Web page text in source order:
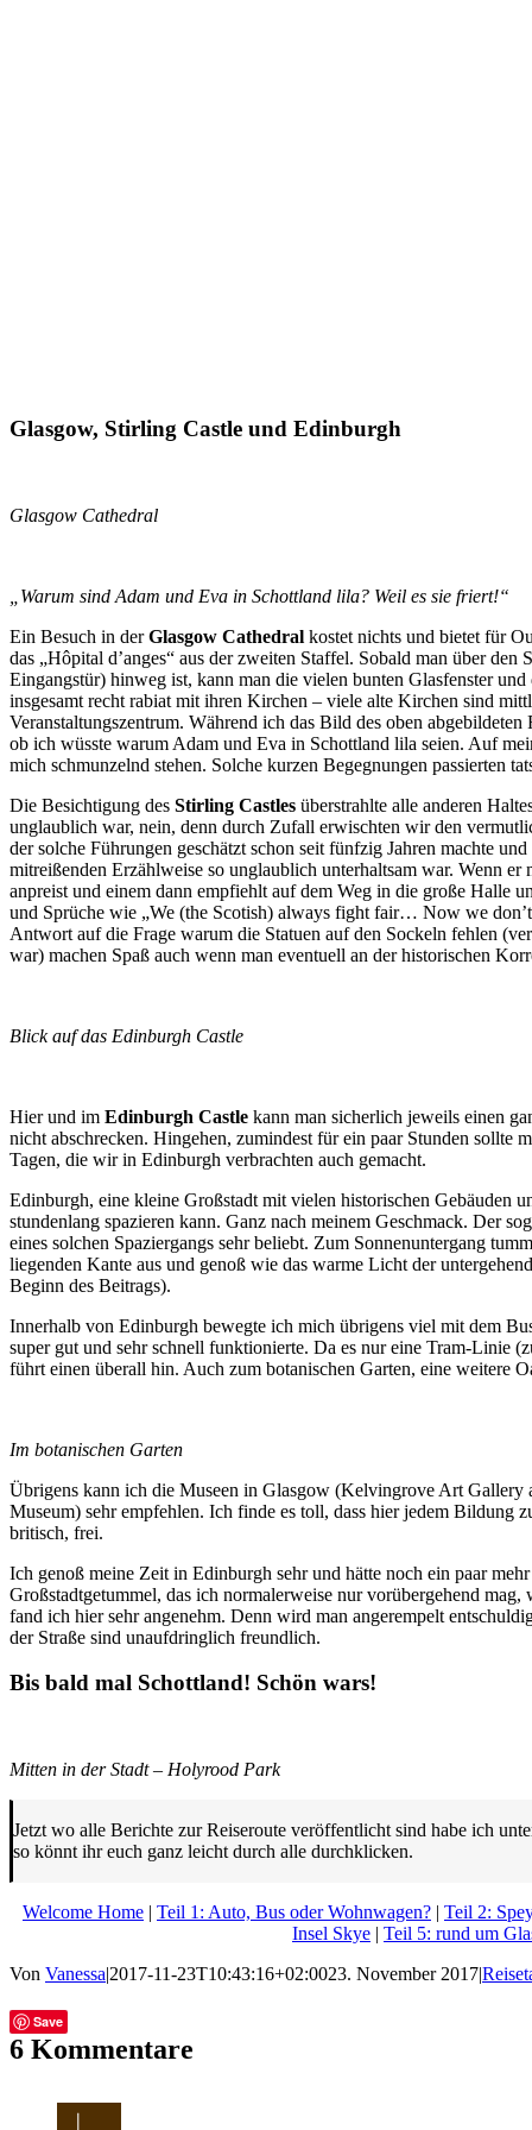
Glasgow, Stirling Castle und Edinburgh
Glasgow Cathedral
„Warum sind Adam und Eva in Schottland lila? Weil es sie friert!“
Ein Besuch in derGlasgow Cathedral kostet nichts und bietet für
das „Hôpital d’anges“ aus der zweiten Staffel. Sobald man über
Eingangstür) hinweg ist, kann man die vielen bunten Glasfenster
insgesamt recht rabiat mit ihren Kirchen – viele alte Kirchen sind
Veranstaltungszentrum. Während ich das Bild des oben
ob ich wüsste warum Adam und Eva in Schottland lila seien. Auf
mich schmunzelnd stehen. Solche kurzen Begegnungen passierten
Die Besichtigung des Stirling Castles überstrahlte alle anderen
unglaublich war, nein, denn durch Zufall erwischten wir den
der solche Führungen geschätzt schon seit fünfzig Jahren machte
mitreißenden Erzählweise so unglaublich unterhaltsam war. Wenn
anpreist und einem dann empfiehlt auf dem Weg in die große Halle
und Sprüche wie „We (the Scotish) always fight fair… Now we
Antwort auf die Frage warum die Statuen auf den Sockeln fehlen
war) machen Spaß auch wenn man eventuell an der historischen
Blick auf das Edinburgh Castle
Hier und im Edinburgh Castle kann man sicherlich jeweils einen
nicht abschrecken. Hingehen, zumindest für ein paar Stunden sollte
Tagen, die wir in Edinburgh verbrachten auch gemacht.
Edinburgh, eine kleine Großstadt mit vielen historischen Gebäuden
stundenlang spazieren kann. Ganz nach meinem Geschmack. Der
eines solchen Spaziergangs sehr beliebt. Zum Sonnenuntergang
liegenden Kante aus und genoß wie das warme Licht der
Beginn des Beitrags).
Innerhalb von Edinburgh bewegte ich mich übrigens viel mit dem
super gut und sehr schnell funktionierte. Da es nur eine Tram-Linie
führt einen überall hin. Auch zum botanischen Garten, eine weitere
Im botanischen Garten
Übrigens kann ich die Museen in Glasgow (Kelvingrove Art
Museum) sehr empfehlen. Ich finde es toll, dass hier jedem Bildung
britisch, frei.
Ich genoß meine Zeit in Edinburgh sehr und hätte noch ein paar
Großstadtgetummel, das ich normalerweise nur vorübergehend
fand ich hier sehr angenehm. Denn wird man angerempelt
der Straße sind unaufdringlich freundlich.
Bis bald mal Schottland! Schön wars!
Mitten in der Stadt – Holyrood Park
Jetzt wo alle Berichte zur Reiseroute veröffentlicht sind habe ich
so könnt ihr euch ganz leicht durch alle durchklicken.
Welcome Home | Teil 1: Auto, Bus oder Wohnwagen? | Teil 2:
Insel Skye | Teil 5: rund um
Von Vanessa|2017-11-23T10:43:16+02:0023. November 2017|
Facebook
Twitter
Tumblr
Save E-
Mail
6 Kommentare